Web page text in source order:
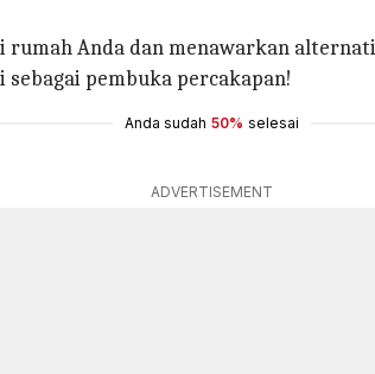
Anda dan menawarkan
pembuka percakapan!
Anda sudah 50% selesai
ADVERTISEMENT